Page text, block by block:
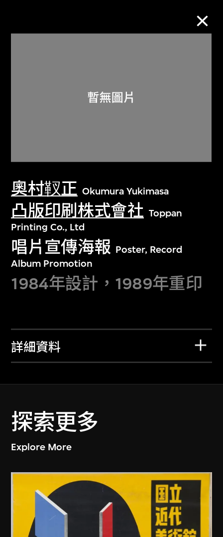
奧村靫正 Okumura Yukimasa
凸版印刷株式會社 Toppan
Printing Co., Ltd
唱片宣傳海報 Poster, Record
Album Promotion
1984年設計，1989年重印
詳細資料
探索更多
Explore More
關於M+藏品
探索世界頂級的二十及二十一世紀視覺
文化藏品。